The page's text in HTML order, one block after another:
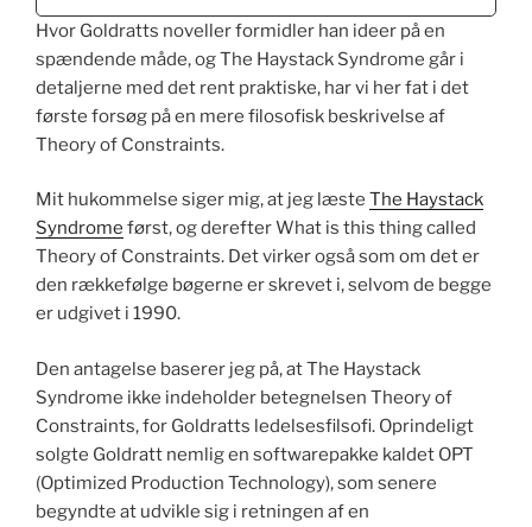
Hvor Goldratts noveller formidler han ideer på en
spændende måde, og The Haystack Syndrome går i
detaljerne med det rent praktiske, har vi her fat i det
første forsøg på en mere filosofisk beskrivelse af
Theory of Constraints.
Mit hukommelse siger mig, at jeg læste The Haystack
Syndrome først, og derefter What is this thing called
Theory of Constraints. Det virker også som om det er
den rækkefølge bøgerne er skrevet i, selvom de begge
er udgivet i 1990.
Den antagelse baserer jeg på, at The Haystack
Syndrome ikke indeholder betegnelsen Theory of
Constraints, for Goldratts ledelsesfilsofi. Oprindeligt
solgte Goldratt nemlig en softwarepakke kaldet OPT
(Optimized Production Technology), som senere
begyndte at udvikle sig i retningen af en